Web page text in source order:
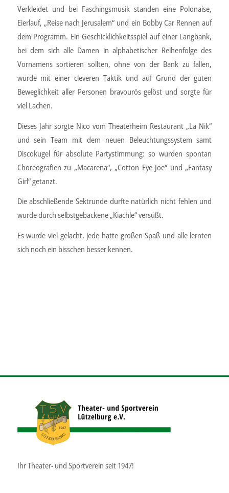
Verkleidet und bei Faschingsmusik standen eine Polonaise,
Eierlauf, „Reise nach Jerusalem“ und ein Bobby Car Rennen auf
dem Programm. Ein Geschicklichkeitsspiel auf einer Langbank,
bei dem sich alle Damen in alphabetischer Reihenfolge des
Vornamens sortieren sollten, ohne von der Bank zu fallen,
wurde mit einer cleveren Taktik und auf Grund der guten
Beweglichkeit aller Personen bravourös gelöst und sorgte für
viel Lachen.
Dieses Jahr sorgte Nico vom Theaterheim Restaurant „La Nik“
und sein Team mit dem neuen Beleuchtungssystem samt
Discokugel für absolute Partystimmung: so wurden spontan
Choreografien zu „Macarena“, „Cotton Eye Joe“ und „Fantasy
Girl“ getanzt.
Die abschließende Sektrunde durfte natürlich nicht fehlen und
wurde durch selbstgebackene „Kiachle“ versüßt.
Es wurde viel gelacht, jede hatte großen Spaß und alle lernten
sich noch ein bisschen besser kennen.
Ihr Theater- und Sportverein seit 1947!